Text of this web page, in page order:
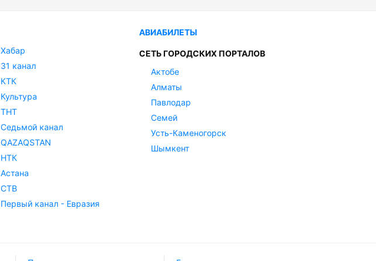
Хабар
31 канал
КТК
Культура
ТНТ
Седьмой канал
QAZAQSTAN
НТК
Астана
СТВ
Первый канал - Евразия
АВИАБИЛЕТЫ
СЕТЬ ГОРОДСКИХ ПОРТАЛОВ
Актобе
Алматы
Павлодар
Семей
Усть-Каменогорск
Шымкент